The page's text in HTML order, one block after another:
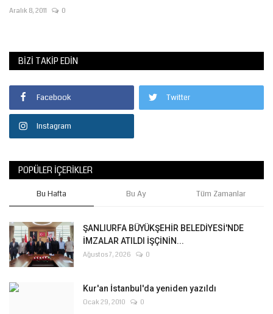
Aralık 8, 2011 0
BIZI TAKIP EDIN
Facebook Twitter
Instagram
POPÜLER İÇERIKLER
Bu Hafta Bu Ay Tüm Zamanlar
ŞANLIURFA BÜYÜKŞEHİR BELEDİYESİ'NDE
İMZALAR ATILDI İŞÇİNİN...
Ağustos 7, 2026 0
Kur'an İstanbul'da yeniden yazıldı
Ocak 29, 2010 0